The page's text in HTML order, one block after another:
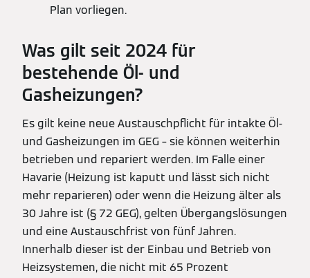
Plan vorliegen.
Was gilt seit 2024 für
bestehende Öl- und
Gasheizungen?
Es gilt keine neue Austauschpflicht für intakte Öl-
und Gasheizungen im GEG – sie können weiterhin
betrieben und repariert werden. Im Falle einer
Havarie (Heizung ist kaputt und lässt sich nicht
mehr reparieren) oder wenn die Heizung älter als
30 Jahre ist (§ 72 GEG), gelten Übergangslösungen
und eine Austauschfrist von fünf Jahren.
Innerhalb dieser ist der Einbau und Betrieb von
Heizsystemen, die nicht mit 65 Prozent